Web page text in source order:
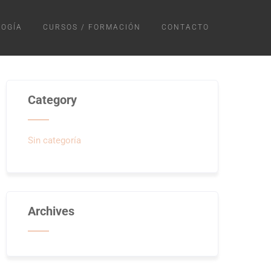
CURSOS / FORMACIÓN CONTACTO
Category
Sin categoría
Archives